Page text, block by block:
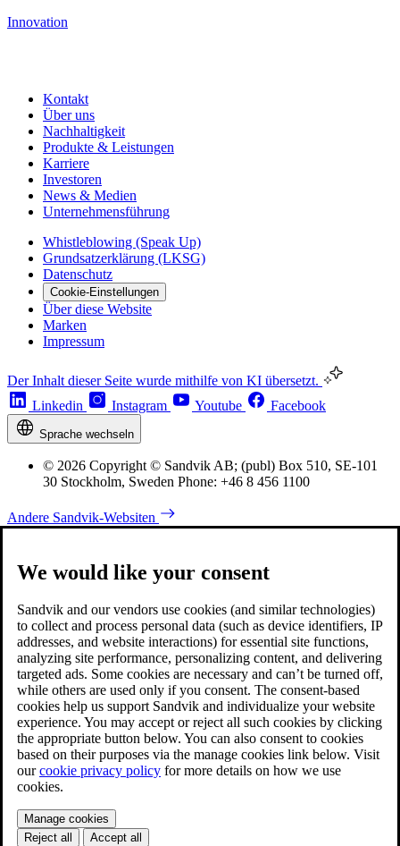
Innovation
Kontakt
Über uns
Nachhaltigkeit
Produkte & Leistungen
Karriere
Investoren
News & Medien
Unternehmensführung
Whistleblowing (Speak Up)
Grundsatzerklärung (LKSG)
Datenschutz
Cookie-Einstellungen
Über diese Website
Marken
Impressum
Der Inhalt dieser Seite wurde mithilfe von KI übersetzt.
Linkedin
Instagram Youtube Facebook
Sprache wechseln
© 2026 Copyright © Sandvik AB; (publ) Box 510, SE-101
30 Stockholm, Sweden Phone: +46 8 456 1100
Andere Sandvik-Websiten
We would like your consent
Sandvik and our vendors use cookies (and similar technologies)
to collect and process personal data (such as device identifiers, IP
addresses, and website interactions) for essential site functions,
analyzing site performance, personalizing content, and delivering
targeted ads. Some cookies are necessary and can’t be turned off,
while others are used only if you consent. The consent-based
cookies help us support Sandvik and individualize your website
experience. You may accept or reject all such cookies by clicking
the appropriate button below. You can also consent to cookies
based on their purposes via the manage cookies link below. Visit
ourcookie privacy policy for more details on how we use
cookies.
Manage cookies
Reject all
Accept all